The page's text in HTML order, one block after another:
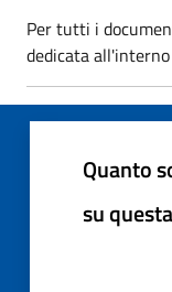
Per tutti i
dedicata
Quanto
su